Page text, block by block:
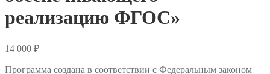
реализацию ФГОС»
14 000 ₽
Программа создана в соответствии с Федеральным законом